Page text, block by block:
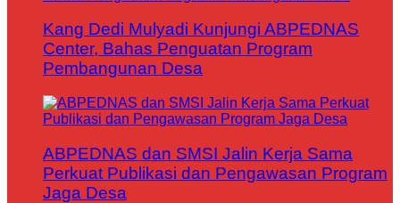
Kang Dedi Mulyadi Kunjungi ABPEDNAS
Center, Bahas Penguatan Program
Pembangunan Desa
ABPEDNAS dan SMSI Jalin Kerja Sama
Perkuat Publikasi dan Pengawasan Program
Jaga Desa